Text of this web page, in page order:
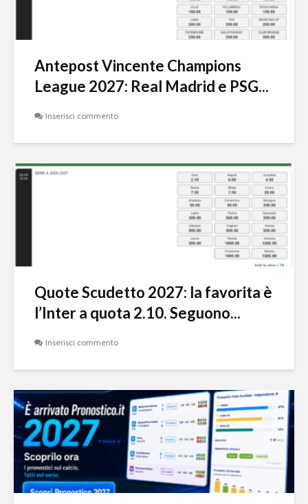
Antepost Vincente Champions
League 2027: Real Madrid e PSG...
Inserisci commento
Quote Scudetto 2027: la favorita è
l’Inter a quota 2.10. Seguono...
Inserisci commento